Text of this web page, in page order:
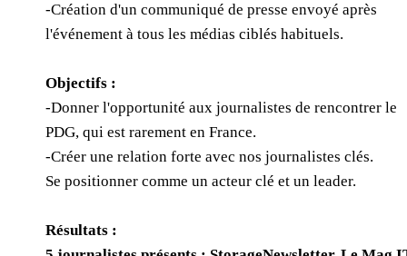
-Création d'un communiqué de presse envoyé après
l'événement à tous les médias ciblés habituels.
Objectifs :
-Donner l'opportunité aux journalistes de rencontrer le
PDG, qui est rarement en France.
-Créer une relation forte avec nos journalistes clés.
Se positionner comme un acteur clé et un leader.
Résultats :